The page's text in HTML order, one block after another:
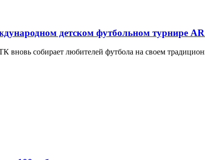
детском футбольном турнире
вновь собирает любителей футбола на своем